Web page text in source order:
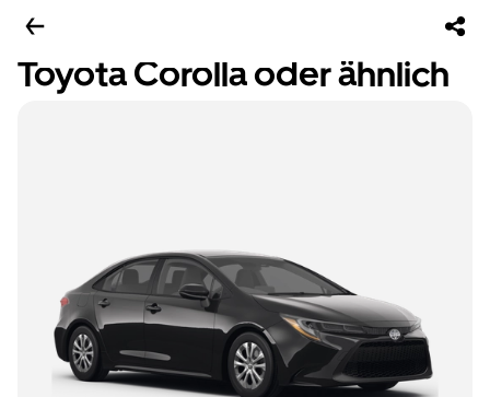
Toyota Corolla oder ähnlich